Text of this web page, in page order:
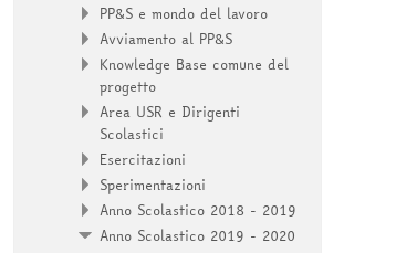
PP&S e mondo del lavoro
Avviamento al PP&S
Knowledge Base comune del
progetto
Area USR e Dirigenti
Scolastici
Esercitazioni
Sperimentazioni
Anno Scolastico 2018 - 2019
Anno Scolastico 2019 - 2020